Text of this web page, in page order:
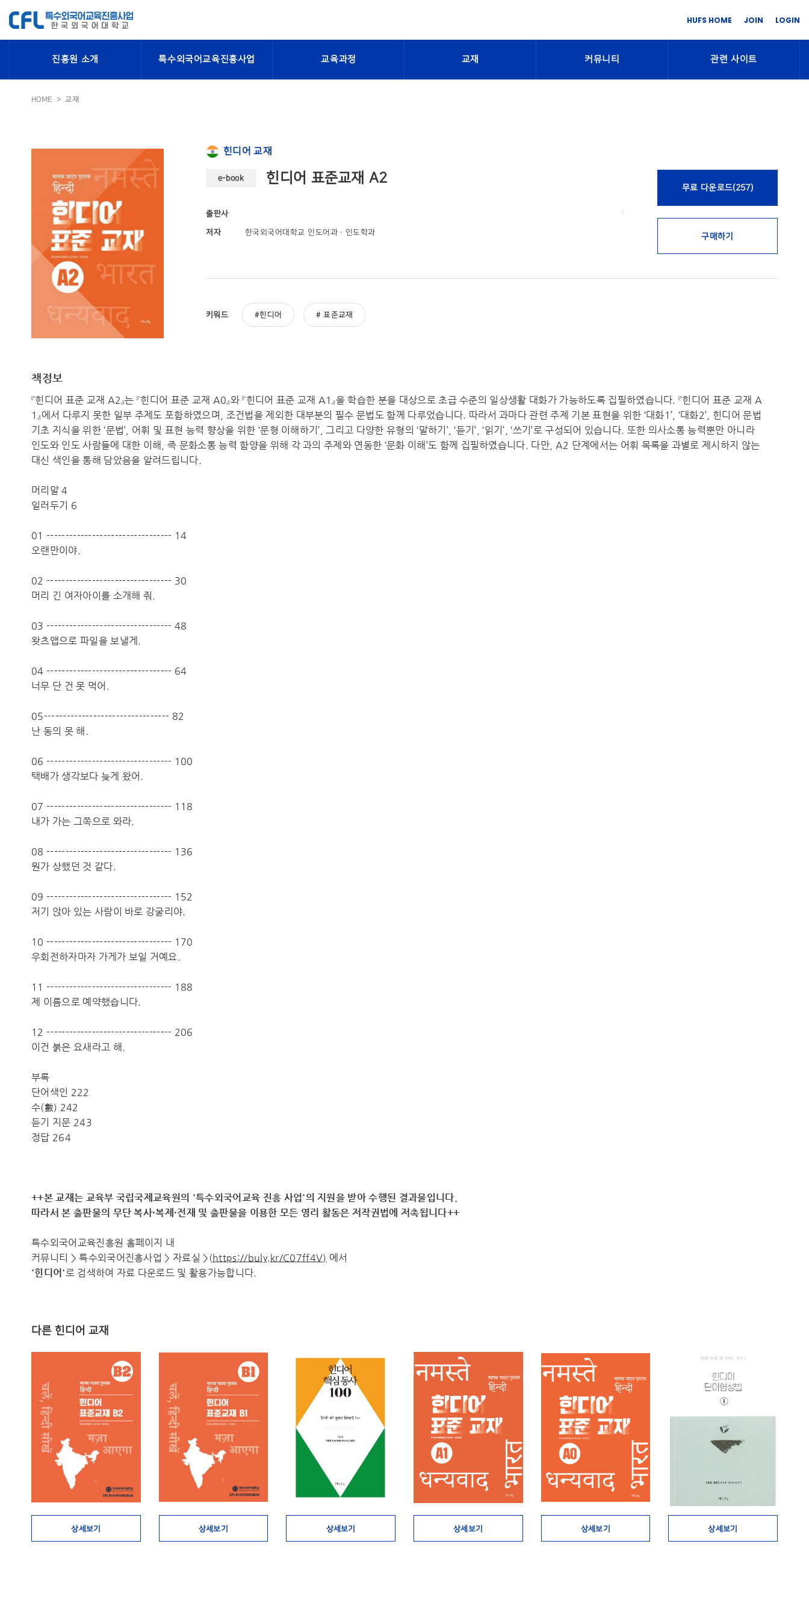
HUFS HOME JOIN LOGIN
진흥원 소개 특수외국어교육진흥사업 교육과정 교재 커뮤니티 관련 사이트
HOME 교재
힌디어 교재
e-book 힌디어 표준교재 A2
출판사
저자 한국외국어대학교 인도어과ㆍ인도학과
무료 다운로드(257)
구매하기
키워드 힌디어 표준교재
책정보
『힌디어 표준 교재 A2』는 『힌디어 표준 교재 A0』와 『힌디어 표준 교재 A1』을 학습한 분을 대상으로 초급 수준의 일상생활 대화가 가능하도록 집필하였습니다. 『힌디어 표준 교재 A
1』에서 다루지 못한 일부 주제도 포함하였으며, 조건법을 제외한 대부분의 필수 문법도 함께 다루었습니다. 따라서 과마다 관련 주제 기본 표현을 위한 ‘대화1’, ‘대화2’, 힌디어 문법
기초 지식을 위한 ‘문법’, 어휘 및 표현 능력 향상을 위한 ‘문형 이해하기’, 그리고 다양한 유형의 ‘말하기’, ‘듣기’, ‘읽기’, ‘쓰기’로 구성되어 있습니다. 또한 의사소통 능력뿐만 아니라
인도와 인도 사람들에 대한 이해, 즉 문화소통 능력 함양을 위해 각 과의 주제와 연동한 ‘문화 이해’도 함께 집필하였습니다. 다만, A2 단계에서는 어휘 목록을 과별로 제시하지 않는
대신 색인을 통해 담았음을 알려드립니다.
머리말 4
일러두기 6
01 --------------------------------- 14
오랜만이야.
02 --------------------------------- 30
머리 긴 여자아이를 소개해 줘.
03 --------------------------------- 48
왓츠앱으로 파일을 보낼게.
04 --------------------------------- 64
너무 단 건 못 먹어.
05--------------------------------- 82
난 동의 못 해.
06 --------------------------------- 100
택배가 생각보다 늦게 왔어.
07 --------------------------------- 118
내가 가는 그쪽으로 와라.
08 --------------------------------- 136
뭔가 상했던 것 같다.
09 --------------------------------- 152
저기 앉아 있는 사람이 바로 강굴리야.
10 --------------------------------- 170
우회전하자마자 가게가 보일 거예요.
11 --------------------------------- 188
제 이름으로 예약했습니다.
12 --------------------------------- 206
이건 붉은 요새라고 해.
부록
단어색인 222
수(數) 242
듣기 지문 243
정답 264
++본 교재는 교육부 국립국제교육원의 '특수외국어교육 진흥 사업'의 지원을 받아 수행된 결과물입니다.
따라서 ​본 출판물의 무단 복사·복제·전재 및 출판물을 이용한 모든 영리 활동은 저작권법에 저촉됩니다++
특수외국어교육진흥원 홈페이지 내
커뮤니티 > 특수외국어진흥사업 > 자료실 >(https://buly.kr/C07ff4V) 에서
'힌디어 '로 검색하여 자료 다운로드 및 활용가능합니다.
다른 힌디어 교재
상세보기 상세보기 상세보기 상세보기 상세보기 상세보기